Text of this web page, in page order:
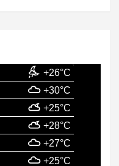
+26°C
+30°C
+25°C
+28°C
+27°C
+25°C